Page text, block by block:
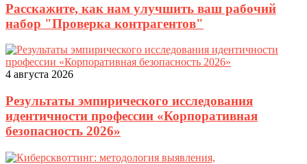
Расскажите, как нам улучшить ваш рабочий
набор "Проверка контрагентов"
4 августа 2026
Результаты эмпирического исследования
идентичности профессии «Корпоративная
безопасность 2026»